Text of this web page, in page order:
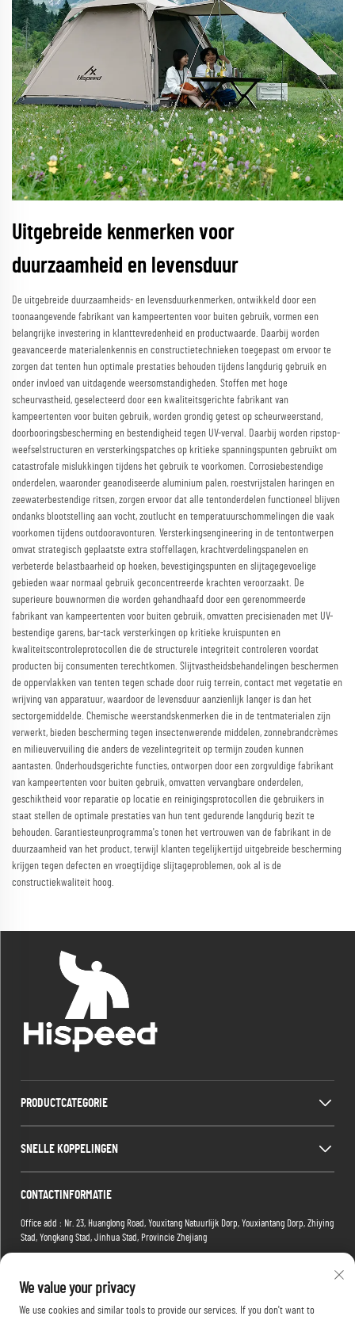
Uitgebreide kenmerken voor
duurzaamheid en levensduur
De uitgebreide duurzaamheids- en levensduurkenmerken, ontwikkeld door een
toonaangevende fabrikant van kampeertenten voor buiten gebruik, vormen een
belangrijke investering in klanttevredenheid en productwaarde. Daarbij worden
geavanceerde materialenkennis en constructietechnieken toegepast om ervoor te
zorgen dat tenten hun optimale prestaties behouden tijdens langdurig gebruik en
onder invloed van uitdagende weersomstandigheden. Stoffen met hoge
scheurvastheid, geselecteerd door een kwaliteitsgerichte fabrikant van
kampeertenten voor buiten gebruik, worden grondig getest op scheurweerstand,
doorbooringsbescherming en bestendigheid tegen UV-verval. Daarbij worden ripstop-
weefselstructuren en versterkingspatches op kritieke spanningspunten gebruikt om
catastrofale mislukkingen tijdens het gebruik te voorkomen. Corrosiebestendige
onderdelen, waaronder geanodiseerde aluminium palen, roestvrijstalen haringen en
zeewaterbestendige ritsen, zorgen ervoor dat alle tentonderdelen functioneel blijven
ondanks blootstelling aan vocht, zoutlucht en temperatuurschommelingen die vaak
voorkomen tijdens outdooravonturen. Versterkingsengineering in de tentontwerpen
omvat strategisch geplaatste extra stoffellagen, krachtverdelingspanelen en
verbeterde belastbaarheid op hoeken, bevestigingspunten en slijtagegevoelige
gebieden waar normaal gebruik geconcentreerde krachten veroorzaakt. De
superieure bouwnormen die worden gehandhaafd door een gerenommeerde
fabrikant van kampeertenten voor buiten gebruik, omvatten precisienaden met UV-
bestendige garens, bar-tack versterkingen op kritieke kruispunten en
kwaliteitscontroleprotocollen die de structurele integriteit controleren voordat
producten bij consumenten terechtkomen. Slijtvastheidsbehandelingen beschermen
de oppervlakken van tenten tegen schade door ruig terrein, contact met vegetatie en
wrijving van apparatuur, waardoor de levensduur aanzienlijk langer is dan het
sectorgemiddelde. Chemische weerstandskenmerken die in de tentmaterialen zijn
verwerkt, bieden bescherming tegen insectenwerende middelen, zonnebrandcrèmes
en milieuvervuiling die anders de vezelintegriteit op termijn zouden kunnen
aantasten. Onderhoudsgerichte functies, ontworpen door een zorgvuldige fabrikant
van kampeertenten voor buiten gebruik, omvatten vervangbare onderdelen,
geschiktheid voor reparatie op locatie en reinigingsprotocollen die gebruikers in
staat stellen de optimale prestaties van hun tent gedurende langdurig bezit te
behouden. Garantiesteunprogramma's tonen het vertrouwen van de fabrikant in de
duurzaamheid van het product, terwijl klanten tegelijkertijd uitgebreide bescherming
krijgen tegen defecten en vroegtijdige slijtageproblemen, ook al is de
constructiekwaliteit hoog.
PRODUCTCATEGORIE
SNELLE KOPPELINGEN
CONTACTINFORMATIE
Office add : Nr. 23, Huanglong Road, Youxitang Natuurlijk Dorp, Youxiantang Dorp, Zhiying
Stad, Yongkang Stad, Jinhua Stad, Provincie Zhejiang
E-mail:[email protected]
We value your privacy
We use cookies and similar tools to provide our services. If you don't want to